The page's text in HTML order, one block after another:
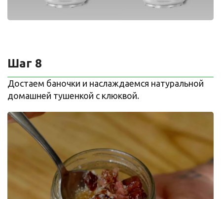
Шаг 8
Достаем баночки и наслаждаемся натуральной
домашней тушенкой с клюквой.